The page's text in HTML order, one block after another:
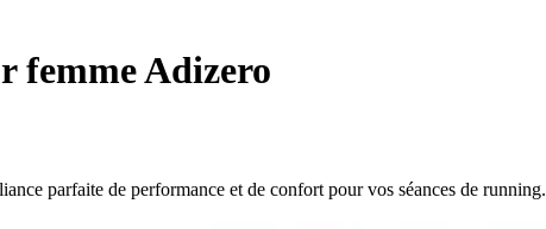
femme Adizero
parfaite de performance et de confort pour vos séances de running.